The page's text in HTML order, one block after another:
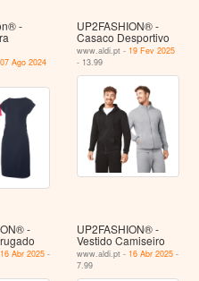
-
07 Ago 2024
UP2FASHION® -
Casaco Desportivo
www.aldi.pt - 19 Fev 2025
- 13.99
-
16 Abr 2025-
UP2FASHION® -
Vestido Camiseiro
www.aldi.pt - 16 Abr 2025 -
7.99